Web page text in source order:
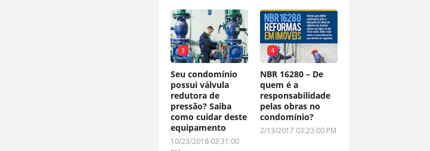
3
Seu condomínio
possui válvula
redutora de
pressão? Saiba
como cuidar deste
equipamento
10/23/2018 03:31:00
4
NBR 16280 – De
quem é a
responsabilidade
pelas obras no
condomínio?
2/13/2017 03:23:00 PM